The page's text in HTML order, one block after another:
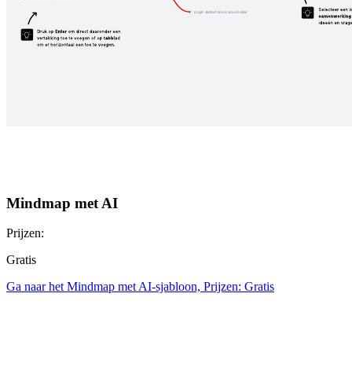
Mindmap met AI
Prijzen:
Gratis
Ga naar het Mindmap met AI-sjabloon, Prijzen: Gratis